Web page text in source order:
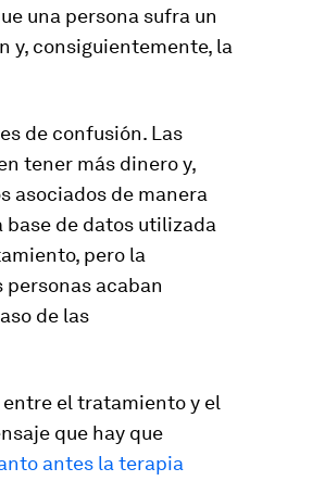
una persona sufra un
y, consiguientemente, la
de confusión. Las
tener más dinero y,
asociados de manera
base de datos utilizada
pero la
acaban
de las
el tratamiento y el
que hay que
antes la terapia